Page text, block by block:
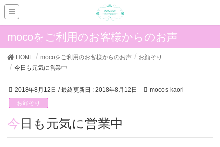
mocoをご利用のお客様からのお声
HOME mocoをご利用のお客様からのお声
お顔そり
今日も元気に営業中
2018年8月12日 / 最終更新日 : 2018年8月12日
moco's-kaori
お顔そり
今日も元気に営業中